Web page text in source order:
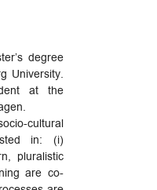
degree
University.
at the
cultural
in: (i)
pluralistic
are co-